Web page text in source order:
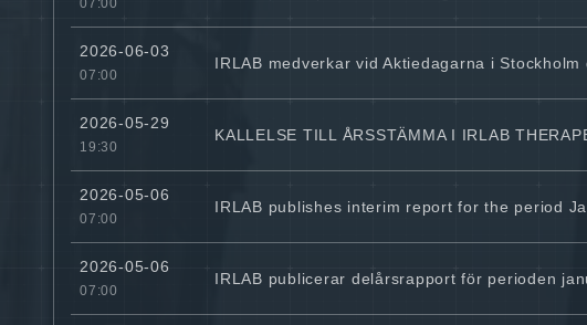
07:00
2026-06-03
07:00
IRLAB medverkar vid Aktiedagarna i Stockholm
2026-05-29
19:30
KALLELSE TILL ÅRSSTÄMMA I IRLAB
2026-05-06
07:00
IRLAB publishes interim report for the period
2026-05-06
07:00
IRLAB publicerar delårsrapport för perioden